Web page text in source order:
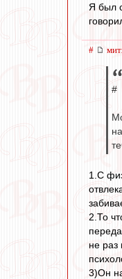
Я был
#
#
1.С
2.То
не раз
3)Он